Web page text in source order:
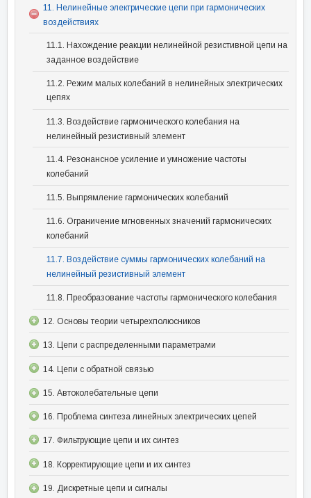
11. Нелинейные электрические цепи при гармонических
воздействиях
11.1. Нахождение реакции нелинейной резистивной цепи на
заданное воздействие
11.2. Режим малых колебаний в нелинейных электрических
цепях
11.3. Воздействие гармонического колебания на
нелинейный резистивный элемент
11.4. Резонансное усиление и умножение частоты
колебаний
11.5. Выпрямление гармонических колебаний
11.6. Ограничение мгновенных значений гармонических
колебаний
11.7. Воздействие суммы гармонических колебаний на
нелинейный резистивный элемент
11.8. Преобразование частоты гармонического колебания
12. Основы теории четырехполюсников
13. Цепи с распределенными параметрами
14. Цепи с обратной связью
15. Автоколебательные цепи
16. Проблема синтеза линейных электрических цепей
17. Фильтрующие цепи и их синтез
18. Корректирующие цепи и их синтез
19. Дискретные цепи и сигналы